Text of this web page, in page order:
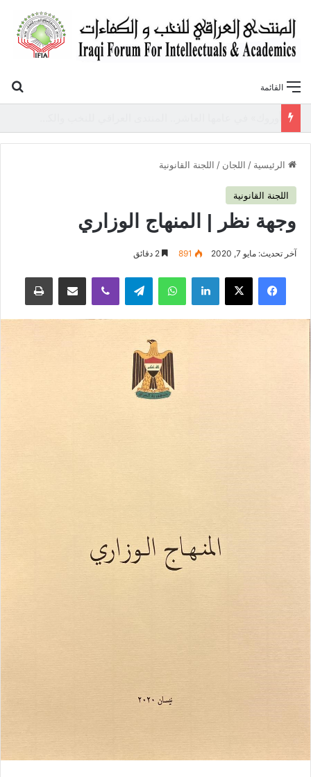
القائمة
الرئيسية / اللجان / اللجنة القانونية
اللجنة القانونية
وجهة نظر | المنهاج الوزاري
آخر تحديث: مايو 7, 2020 891
فيسبوك لينكدإن واتساب